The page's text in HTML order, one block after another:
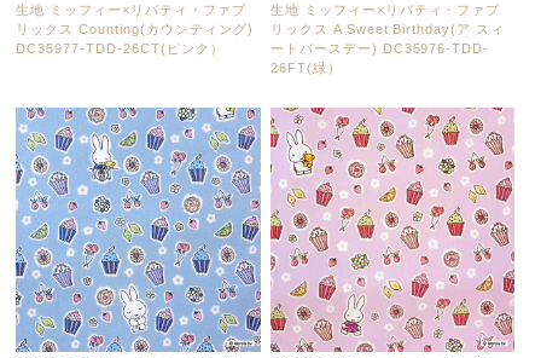
生地 ミッフィー×リバティ・ファブ
リックス Counting(カウンティング)
DC35977-TDD-26CT(ピンク）
生地 ミッフィー×リバティ・ファブ
リックス A Sweet Birthday(ア スィ
ートバースデー) DC35976-TDD-
26FT(緑）